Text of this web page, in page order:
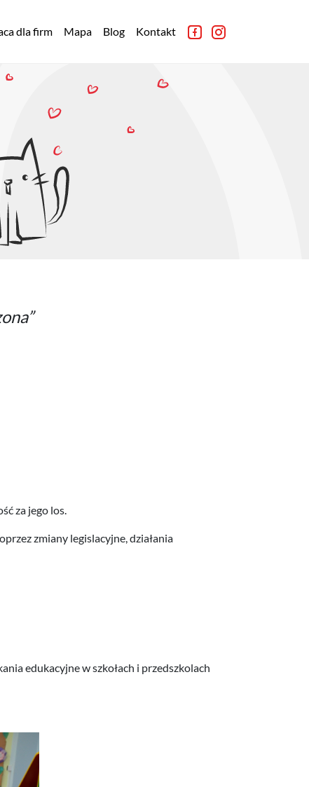
dla firm Mapa Blog Kontakt
za jego los.
zmiany legislacyjne, działania
edukacyjne w szkołach i przedszkolach